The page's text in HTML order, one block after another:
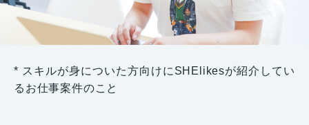
* スキルが身についた方向けにSHElikesが紹介してい
るお仕事案件のこと